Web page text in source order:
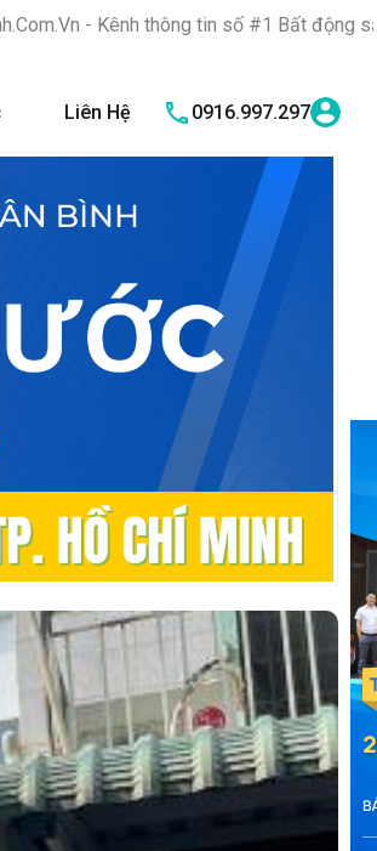
tin số #1 Bất động sản quận Tân Bình
Liên Hệ 0916.997.297